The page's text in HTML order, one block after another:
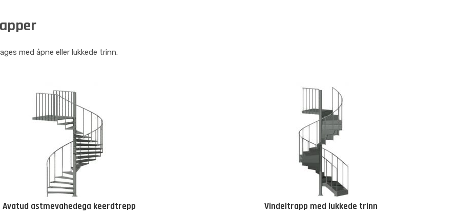
med åpne eller lukkede trinn.
Avatud astmevahedega keerdtrepp Vindeltrapp med lukkede trinn